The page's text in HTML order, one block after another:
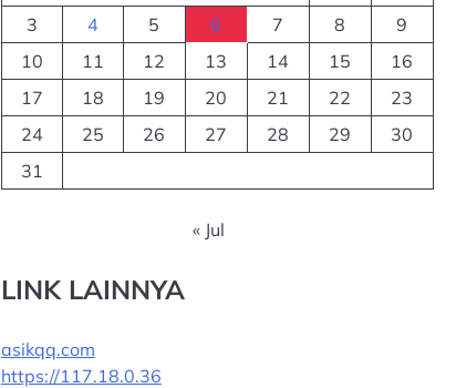
3
4 5 6 7 8
9
10
11 12 13 14 15
16
17
18 19 20 21 22
23
24
25 26 27 28 29
30
31
« Jul
LINK LAINNYA
asikqq.com
https://117.18.0.36